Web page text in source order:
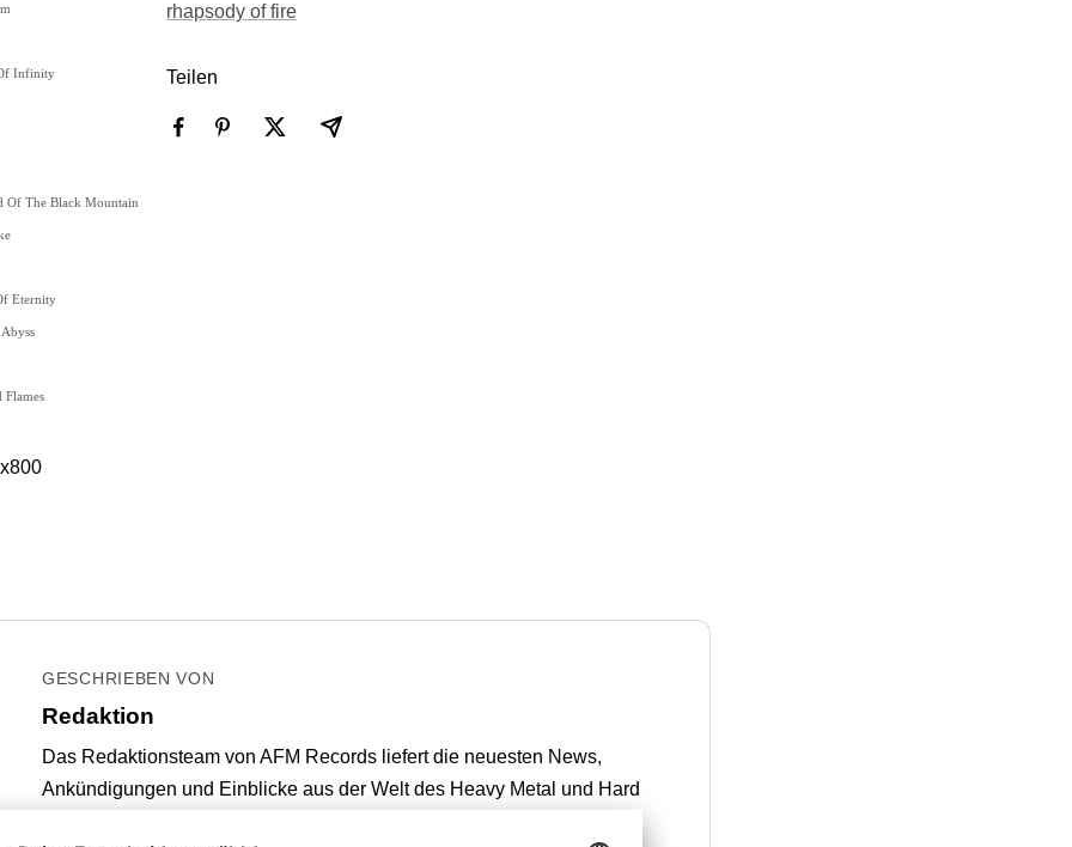
rhapsody of fire
Teilen
Infinity
Of The Black Mountain
Eternity
Flames
GESCHRIEBEN VON
Redaktion
Das Redaktionsteam von AFM Records liefert die neuesten News,
Ankündigungen und Einblicke aus der Welt des Heavy Metal und Hard